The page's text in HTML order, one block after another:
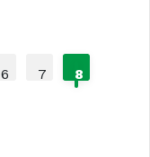
6 7
8